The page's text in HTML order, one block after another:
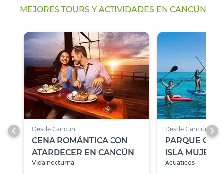
MEJORES TOURS Y ACTIVIDADES EN CANCÚN
chevron_left Desde Cancún
CENA ROMÁNTICA CON
ATARDECER EN CANCÚN
Vida nocturna
Desde Cancún
PARQUE
ISLA
Acuaticos
chevron_right